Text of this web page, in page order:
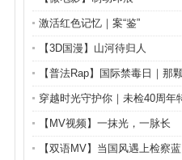
激活红色记忆｜案“鉴”
【3D国漫】山河待归人
【普法Rap】国际禁毒日｜那
穿越时光守护你｜未检40周年
【MV视频】一抹光，一脉长
【双语MV】当国风遇上检察